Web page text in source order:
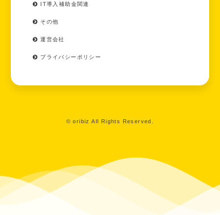
IT導入補助金関連
その他
運営会社
プライバシーポリシー
© oribiz All Rights Reserved.